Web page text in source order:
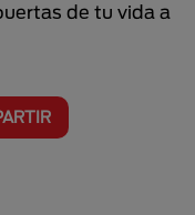
de tu vida a